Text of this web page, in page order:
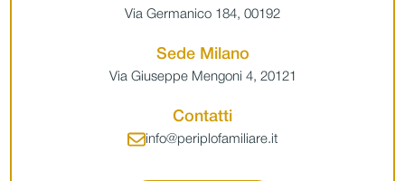
Via Germanico 184, 00192
Sede Milano
Via Giuseppe Mengoni 4, 20121
Contatti
info@periplofamiliare.it